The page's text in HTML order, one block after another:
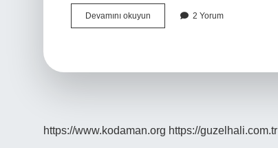
Devamını okuyun Secavent
Nedir
2 Yorum
https://www.kodaman.org https://guzelhali.com.tr